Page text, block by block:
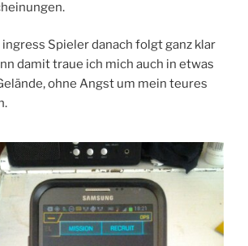
ingress Spieler danach folgt ganz klar
damit traue ich mich auch in etwas
ohne Angst um mein teures